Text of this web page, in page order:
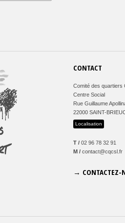
CONTACT
Comité des quartiers
Centre Social
Rue Guillaume
22000 SAINT-
Localisation
T / 02 96 78 32 91
M / contact@cqcsl.fr
→ CONTACTEZ-